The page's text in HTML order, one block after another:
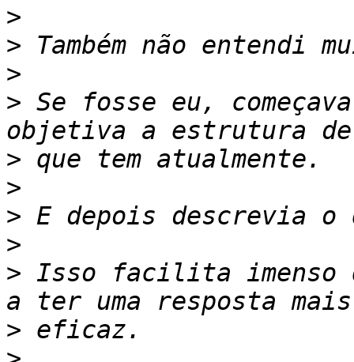
>
>
>
> Se fosse eu,
>
>
>
>
> Isso facilita imenso
>